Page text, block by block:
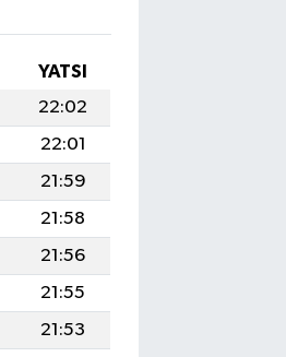
YATSI
22:02
22:01
21:59
21:58
21:56
21:55
21:53